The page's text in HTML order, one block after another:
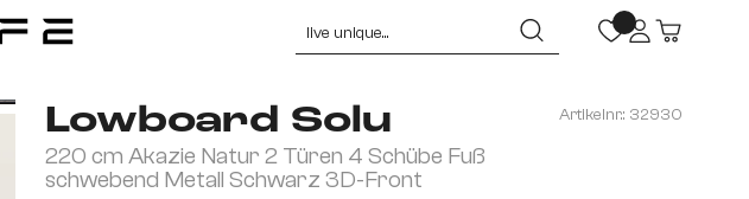
Lowboard Solu
220 cm Akazie Natur 2 Türen 4 Schübe Fuß
schwebend Metall Schwarz 3D-Front
Artikelnr.: 32930